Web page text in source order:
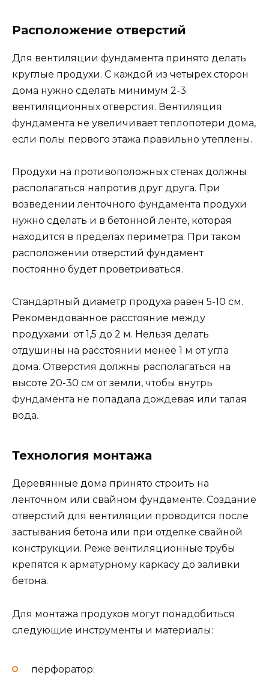
Расположение отверстий
Для вентиляции фундамента принято делать
круглые продухи. С каждой из четырех сторон
дома нужно сделать минимум 2-3
вентиляционных отверстия. Вентиляция
фундамента не увеличивает теплопотери дома,
если полы первого этажа правильно утеплены.
Продухи на противоположных стенах должны
располагаться напротив друг друга. При
возведении ленточного фундамента продухи
нужно сделать и в бетонной ленте, которая
находится в пределах периметра. При таком
расположении отверстий фундамент
постоянно будет проветриваться.
Стандартный диаметр продуха равен 5-10 см.
Рекомендованное расстояние между
продухами: от 1,5 до 2 м. Нельзя делать
отдушины на расстоянии менее 1 м от угла
дома. Отверстия должны располагаться на
высоте 20-30 см от земли, чтобы внутрь
фундамента не попадала дождевая или талая
вода.
Технология монтажа
Деревянные дома принято строить на
ленточном или свайном фундаменте. Создание
отверстий для вентиляции проводится после
застывания бетона или при отделке свайной
конструкции. Реже вентиляционные трубы
крепятся к арматурному каркасу до заливки
бетона.
Для монтажа продухов могут понадобиться
следующие инструменты и материалы:
перфоратор;